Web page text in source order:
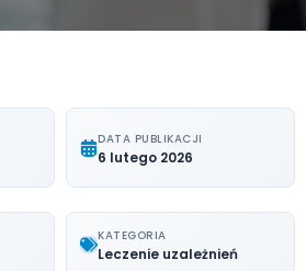
DATA PUBLIKACJI
6 lutego 2026
KATEGORIA
Leczenie uzależnień